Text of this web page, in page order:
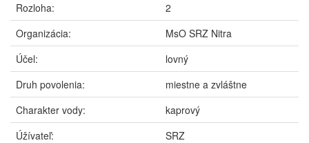
Rozloha:
2
Organizácia:
MsO SRZ Nitra
Účel:
lovný
Druh povolenia:
miestne a zvláštne
Charakter vody:
kaprový
Úžívateľ:
SRZ